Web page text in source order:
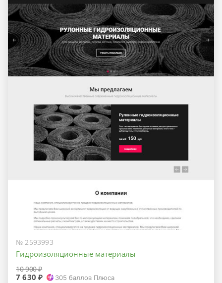
№ 2593993
Гидроизоляционные материалы
10 900 ₽
7 630 ₽ 305 баллов Плюса